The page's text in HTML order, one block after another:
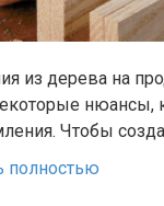
из дерева на
нюансы,
Чтобы
полностью